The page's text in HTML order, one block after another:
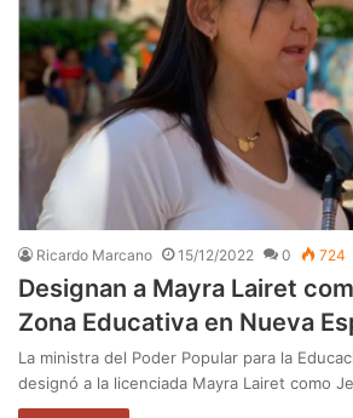
Ricardo Marcano 15/12/2022 0 724
Designan a Mayra Lairet
Zona Educativa en Nueva
La ministra del Poder Popular para la
designó a la licenciada Mayra Lairet como